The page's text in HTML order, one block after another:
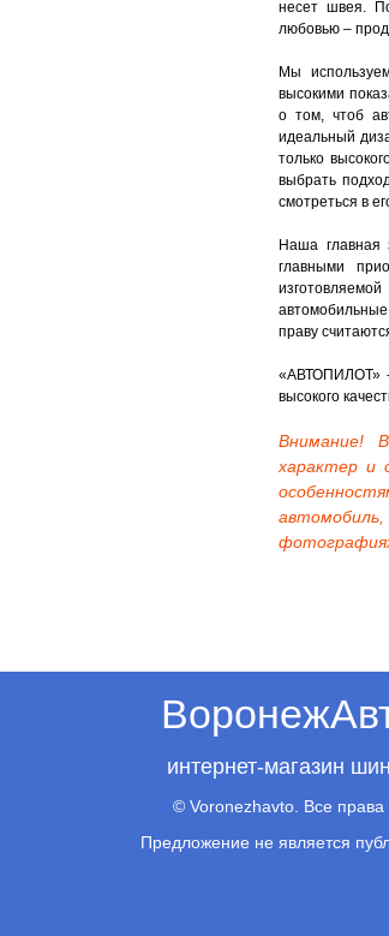
несет швея.
любовью –
Мы
высокими
о том, чтоб
идеальный
только
выбрать
смотреться в
Наша главная
главными
праву
«АВТОПИЛОТ» -
высокого
Внимание!
характер и
интернет-магазин
© Voronezhavto. Все
Предложение не является